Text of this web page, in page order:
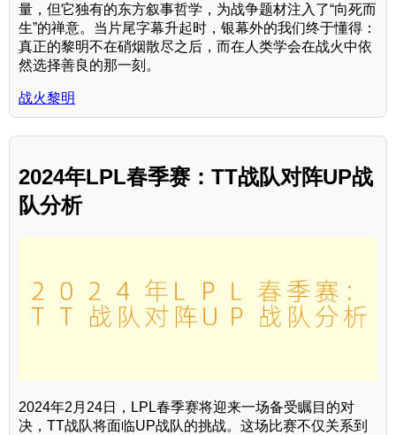
量，但它独有的东方叙事哲学，为战争题材注入了“向死而
生”的禅意。当片尾字幕升起时，银幕外的我们终于懂得：
真正的黎明不在硝烟散尽之后，而在人类学会在战火中依
然选择善良的那一刻。
战火黎明
2024年LPL春季赛：TT战队对阵UP战
队分析
2024年2月24日，LPL春季赛将迎来一场备受瞩目的对
决，TT战队将面临UP战队的挑战。这场比赛不仅关系到